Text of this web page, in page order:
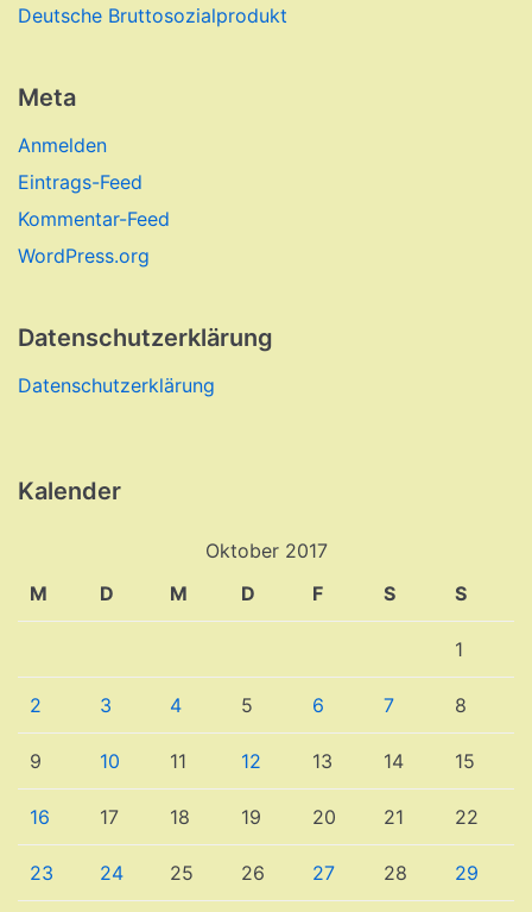
Deutsche Bruttosozialprodukt
Meta
Anmelden
Eintrags-Feed
Kommentar-Feed
WordPress.org
Datenschutzerklärung
Datenschutzerklärung
Kalender
Oktober 2017
M
D M D F S S
1
2 3 4 5 6 7 8
9 10 11 12 13 14 15
16 17 18 19 20 21 22
23 24 25 26 27 28 29